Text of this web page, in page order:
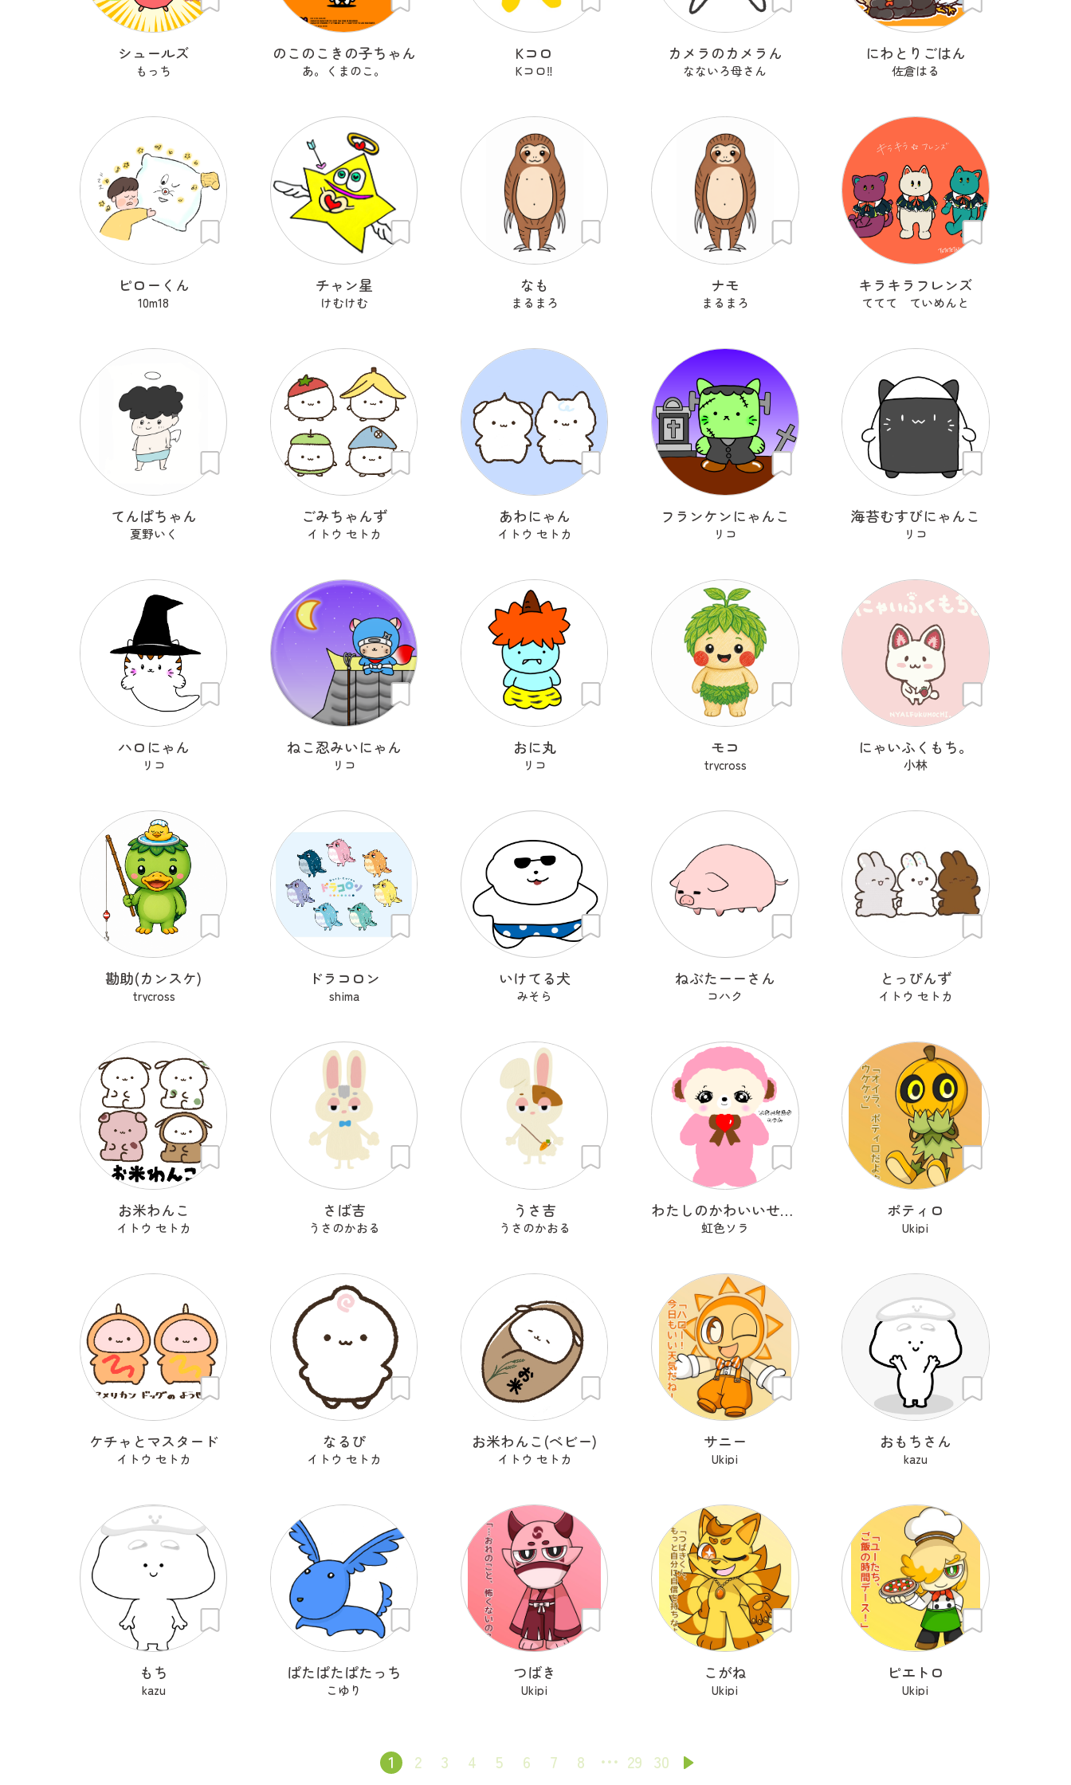
シュールズ
もっち
のこのこきの子ちゃん
あ。くまのこ。
Kコロ
Kコロ‼︎
カメラのカメラん
なないろ母さん
にわとりごはん
佐倉はる
ピローくん
10m18
チャン星
けむけむ
なも
まるまろ
ナモ
まるまろ
キラキラフレンズ
ててて ていめんと
てんぱちゃん
夏野いく
ごみちゃんず
イトウ セトカ
あわにゃん
イトウ セトカ
フランケンにゃんこ
リコ
海苔むすびにゃんこ
リコ
ハロにゃん
リコ
ねこ忍みいにゃん
リコ
おに丸
リコ
モコ
trycross
にゃいふくもち。
小林
勘助(カンスケ)
trycross
ドラコロン
shima
いけてる犬
みそら
ねぶたーーさん
コハク
とっぴんず
イトウ セトカ
お米わんこ
イトウ セトカ
さば吉
うさのかおる
うさ吉
うさのかおる
わたしのかわいいせかい
虹色ソラ
ポティロ
Ukipi
ケチャとマスタード
イトウ セトカ
なるぴ
イトウ セトカ
お米わんこ(ベビー)
イトウ セトカ
サニー
Ukipi
おもちさん
kazu
もち
kazu
ぱたぱたぱたっち
こゆり
つばき
Ukipi
こがね
Ukipi
ピエトロ
Ukipi
1 2 3 4 5 6 7 8 29 30